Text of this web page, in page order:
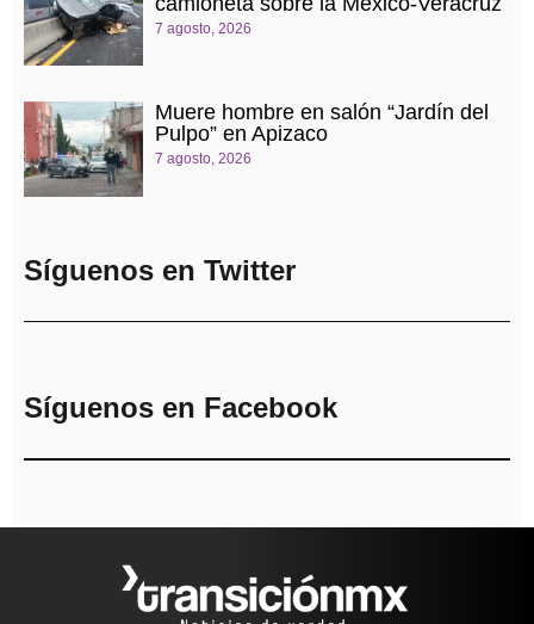
7 agosto, 2026
Muere hombre en salón “Jardín del
Pulpo” en Apizaco
7 agosto, 2026
Síguenos en Twitter
Síguenos en Facebook